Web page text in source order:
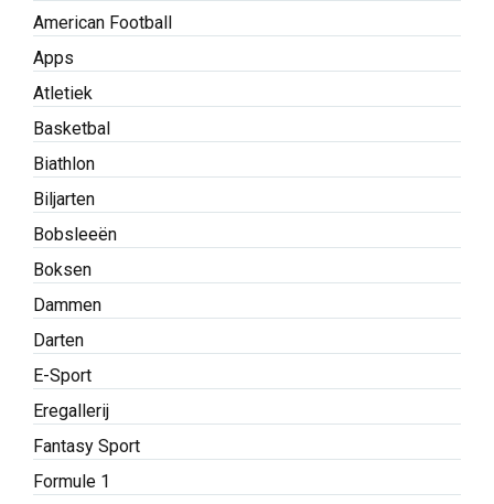
American Football
Apps
Atletiek
Basketbal
Biathlon
Biljarten
Bobsleeën
Boksen
Dammen
Darten
E-Sport
Eregallerij
Fantasy Sport
Formule 1